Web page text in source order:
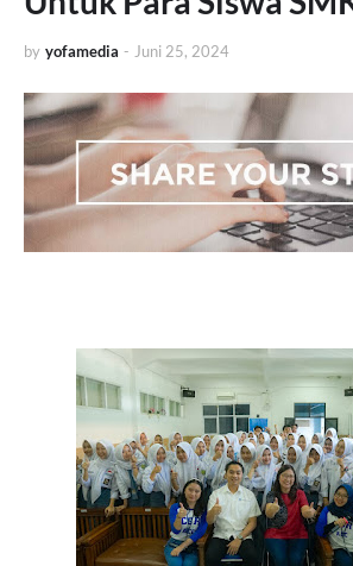
by yofamedia - Juni 25, 2024